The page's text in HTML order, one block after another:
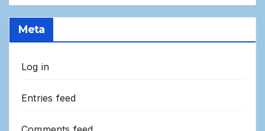
Meta
Log in
Entries feed